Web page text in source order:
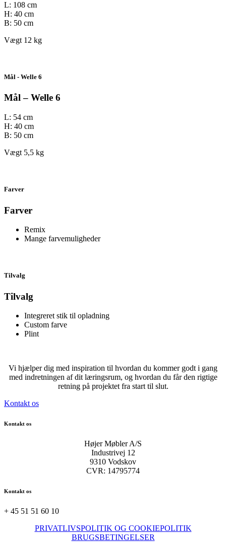
L: 108 cm
H: 40 cm
B: 50 cm
Vægt 12 kg
Mål - Welle 6
Mål – Welle 6
L: 54 cm
H: 40 cm
B: 50 cm
Vægt 5,5 kg
Farver
Farver
Remix
Mange farvemuligheder
Tilvalg
Tilvalg
Integreret stik til opladning
Custom farve
Plint
Vi hjælper dig med inspiration til hvordan du kommer godt i gang
med indretningen af dit læringsrum, og hvordan du får den rigtige
retning på projektet fra start til slut.
Kontakt os
Kontakt os
Højer Møbler A/S
Industrivej 12
9310 Vodskov
CVR: 14795774
Kontakt os
+ 45 51 51 60 10
PRIVATLIVSPOLITIK OG COOKIEPOLITIK
BRUGSBETINGELSER